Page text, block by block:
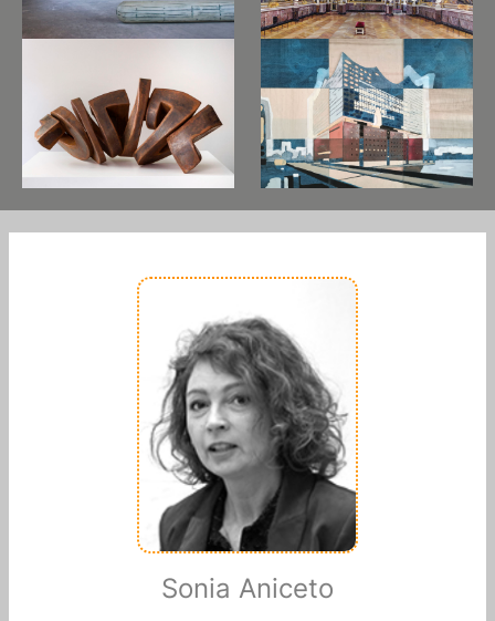
Sonia Aniceto